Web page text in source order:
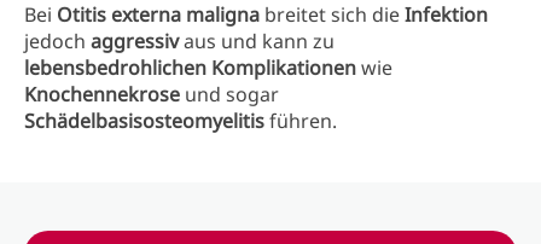
Bei Otitis externa maligna breitet sich dieInfektion
jedoch aggressivaus und kann zu
lebensbedrohlichen Komplikationenwie
Knochennekrose und sogar
Schädelbasisosteomyelitisführen.